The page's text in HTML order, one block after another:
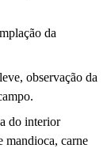
da
observação da
do interior
mandioca, carne